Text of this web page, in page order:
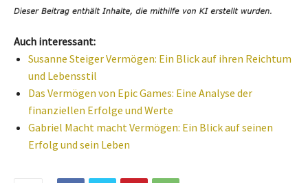
Auch interessant:
Susanne Steiger Vermögen: Ein Blick auf ihren Reichtum
und Lebensstil
Das Vermögen von Epic Games: Eine Analyse der
finanziellen Erfolge und Werte
Gabriel Macht macht Vermögen: Ein Blick auf seinen
Erfolg und sein Leben